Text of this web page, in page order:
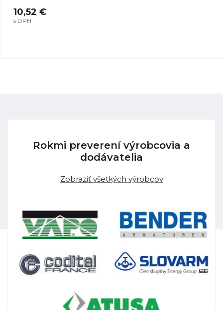
10,52 €
s DPH
Rokmi preverení výrobcovia a
dodávatelia
Zobraziť všetkých výrobcov